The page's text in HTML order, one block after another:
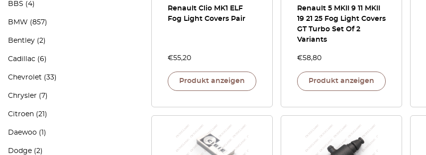
BBS (4)
BMW (857)
Bentley (2)
Cadillac (6)
Chevrolet (33)
Chrysler (7)
Citroen (21)
Daewoo (1)
Dodge (2)
Renault Clio MK1 ELF
Fog Light Covers Pair
€55,20
Produkt anzeigen
Renault 5 MKII 9 11 MKII
19 21 25 Fog Light Covers
GT Turbo Set Of 2
Variants
€58,80
Produkt anzeigen